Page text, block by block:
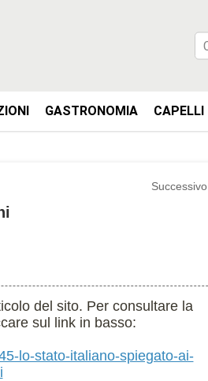
GASTRONOMIA CAPELLI
Successivo
del sito. Per consultare la
sul link in basso:
lo-stato-italiano-spiegato-ai-